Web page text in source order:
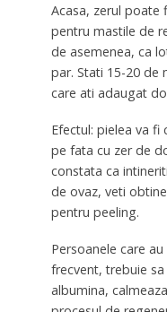
Acasa, zerul poate
pentru mastile de
de asemenea, ca
par. Stati 15-20 de
care ati adaugat
Efectul: pielea va fi
pe fata cu zer de
constata ca
de ovaz, veti
pentru peeling.
Persoanele care
frecvent, trebuie
albumina,